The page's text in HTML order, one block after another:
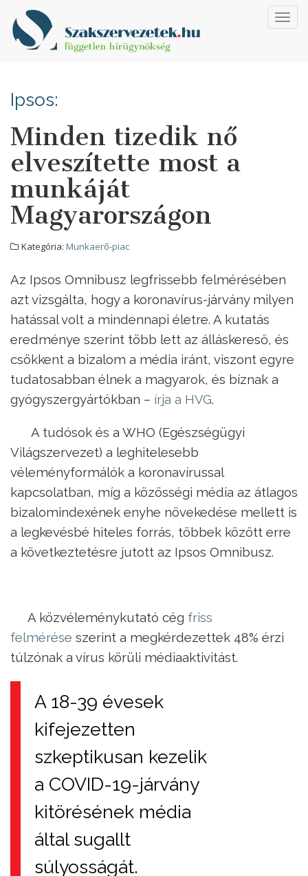
Ipsos:
Minden tizedik nő
elveszítette most a
munkáját
Magyarországon
Kategória: Munkaerő-piac
Az Ipsos Omnibusz legfrissebb felmérésében
azt vizsgálta, hogy a koronavírus-járvány milyen
hatással volt a mindennapi életre. A kutatás
eredménye szerint több lett az álláskereső, és
csökkent a bizalom a média iránt, viszont egyre
tudatosabban élnek a magyarok, és bíznak a
gyógyszergyártókban – írja a HVG.
A tudósok és a WHO (Egészségügyi
Világszervezet) a leghitelesebb
véleményformálók a koronavírussal
kapcsolatban, míg a közösségi média az átlagos
bizalomindexének enyhe növekedése mellett is
a legkevésbé hiteles forrás, többek között erre
a következtetésre jutott az Ipsos Omnibusz.
A közvéleménykutató cég friss
felmérése szerint a megkérdezettek 48% érzi
túlzónak a vírus körüli médiaaktivitást.
A 18-39 évesek
kifejezetten
szkeptikusan kezelik
a COVID-19-járvány
kitörésének média
által sugallt
súlyosságát.